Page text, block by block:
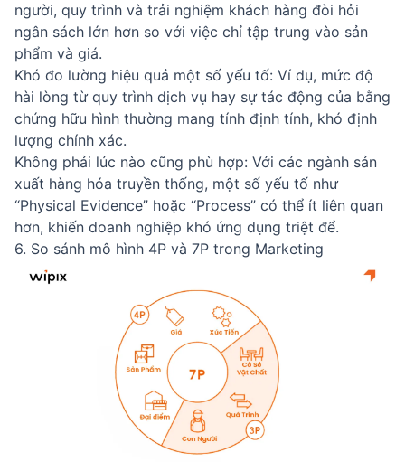
người, quy trình và trải nghiệm khách hàng đòi hỏi
ngân sách lớn hơn so với việc chỉ tập trung vào sản
phẩm và giá.
Khó đo lường hiệu quả một số yếu tố: Ví dụ, mức độ
hài lòng từ quy trình dịch vụ hay sự tác động của bằng
chứng hữu hình thường mang tính định tính, khó định
lượng chính xác.
Không phải lúc nào cũng phù hợp: Với các ngành sản
xuất hàng hóa truyền thống, một số yếu tố như
“Physical Evidence” hoặc “Process” có thể ít liên quan
hơn, khiến doanh nghiệp khó ứng dụng triệt để.
6. So sánh mô hình 4P và 7P trong Marketing